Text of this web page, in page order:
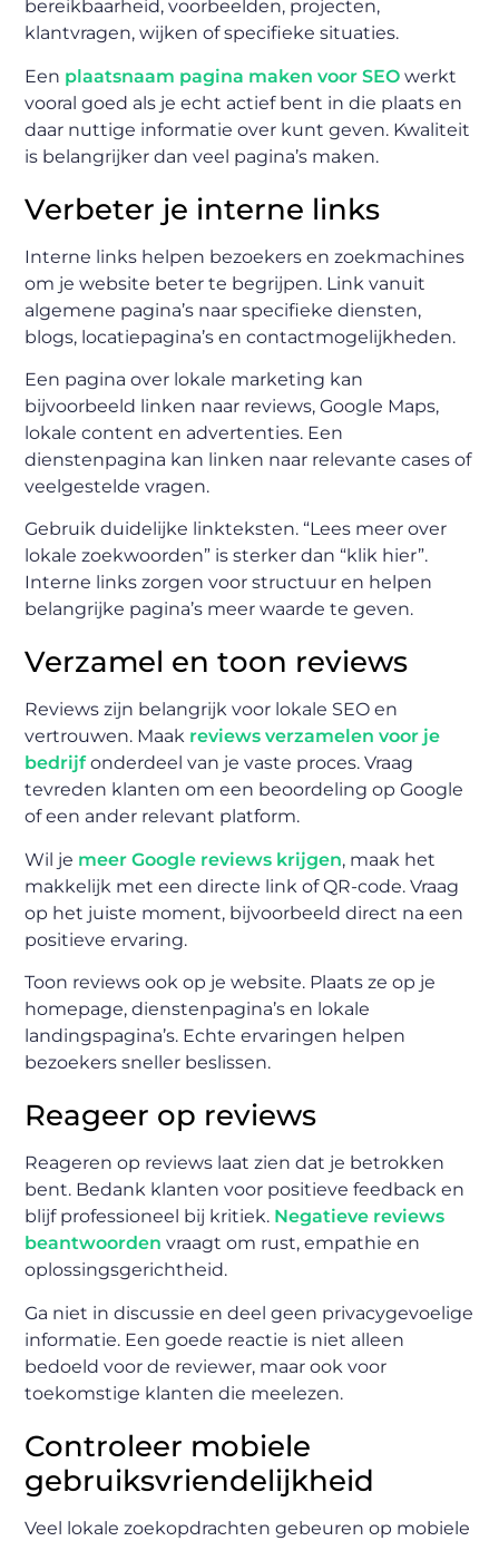
bereikbaarheid, voorbeelden, projecten,
klantvragen, wijken of specifieke situaties.
Een plaatsnaam pagina maken voor SEO werkt
vooral goed als je echt actief bent in die plaats en
daar nuttige informatie over kunt geven. Kwaliteit
is belangrijker dan veel pagina’s maken.
Verbeter je interne links
Interne links helpen bezoekers en zoekmachines
om je website beter te begrijpen. Link vanuit
algemene pagina’s naar specifieke diensten,
blogs, locatiepagina’s en contactmogelijkheden.
Een pagina over lokale marketing kan
bijvoorbeeld linken naar reviews, Google Maps,
lokale content en advertenties. Een
dienstenpagina kan linken naar relevante cases of
veelgestelde vragen.
Gebruik duidelijke linkteksten. “Lees meer over
lokale zoekwoorden” is sterker dan “klik hier”.
Interne links zorgen voor structuur en helpen
belangrijke pagina’s meer waarde te geven.
Verzamel en toon reviews
Reviews zijn belangrijk voor lokale SEO en
vertrouwen. Maak reviews verzamelen voor je
bedrijfonderdeel van je vaste proces. Vraag
tevreden klanten om een beoordeling op Google
of een ander relevant platform.
Wil je meer Google reviews krijgen, maak het
makkelijk met een directe link of QR-code. Vraag
op het juiste moment, bijvoorbeeld direct na een
positieve ervaring.
Toon reviews ook op je website. Plaats ze op je
homepage, dienstenpagina’s en lokale
landingspagina’s. Echte ervaringen helpen
bezoekers sneller beslissen.
Reageer op reviews
Reageren op reviews laat zien dat je betrokken
bent. Bedank klanten voor positieve feedback en
blijf professioneel bij kritiek. Negatieve reviews
beantwoorden vraagt om rust, empathie en
oplossingsgerichtheid.
Ga niet in discussie en deel geen privacygevoelige
informatie. Een goede reactie is niet alleen
bedoeld voor de reviewer, maar ook voor
toekomstige klanten die meelezen.
Controleer mobiele
gebruiksvriendelijkheid
Veel lokale zoekopdrachten gebeuren op mobiele